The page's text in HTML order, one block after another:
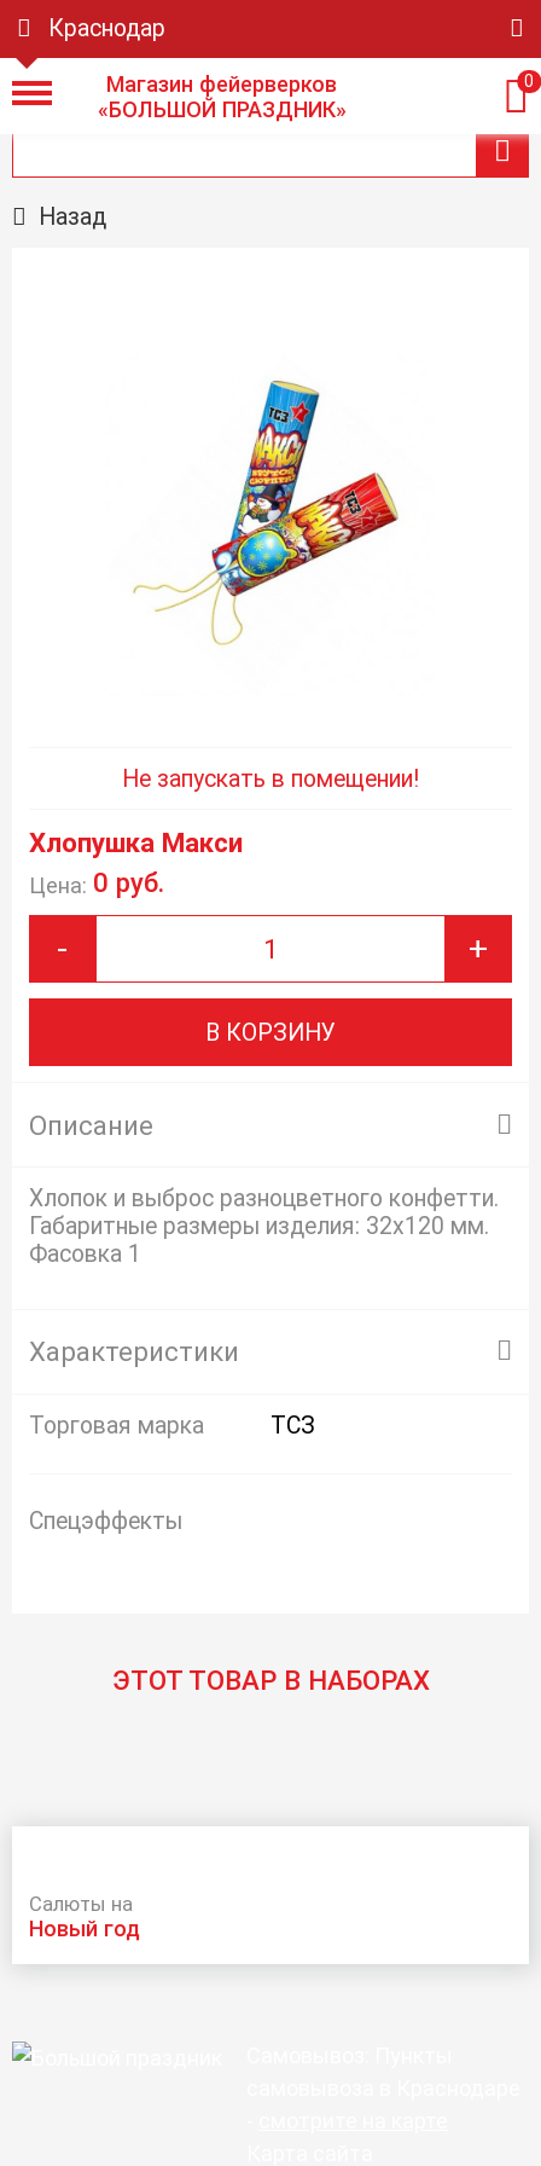
Краснодар
Магазин фейерверков
«БОЛЬШОЙ ПРАЗДНИК»
0
Назад
Не запускать в помещении!
Хлопушка Макси
Цена: 0 руб.
- +
В КОРЗИНУ
Описание
Хлопок и выброс разноцветного конфетти.
Габаритные размеры изделия: 32х120 мм.
Фасовка 1
Характеристики
Торговая марка ТСЗ
Спецэффекты
ЭТОТ ТОВАР В НАБОРАХ
Салюты на
новый год